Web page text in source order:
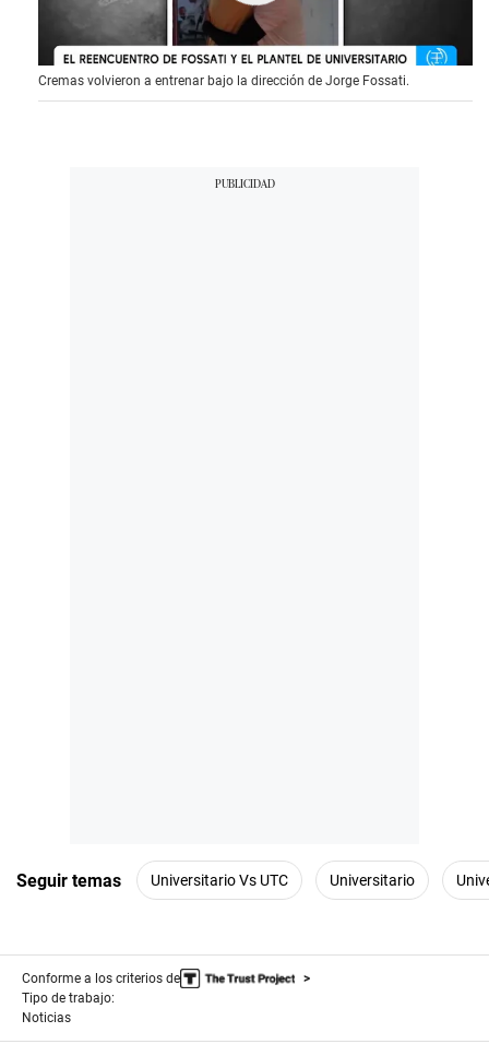
Cremas volvieron a entrenar bajo la dirección de Jorge Fossati.
Seguir temas Universitario Vs UTC Universitario
Conforme a los criterios de
Tipo de trabajo:
Noticias